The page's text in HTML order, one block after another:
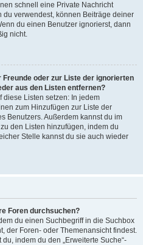
schnell eine Private Nachricht
du verwendest, können Beiträge deiner
du einen Benutzer ignorierst, dann
nicht.
oder zur Liste der ignorierten
aus den Listen entfernen?
diese Listen setzen: In jedem
zum Hinzufügen zur Liste der
Benutzers. Außerdem kannst du im
den Listen hinzufügen, indem du
Stelle kannst du sie auch wieder
Foren durchsuchen?
du einen Suchbegriff in die Suchbox
der Foren- oder Themenansicht findest.
indem du den „Erweiterte Suche“-